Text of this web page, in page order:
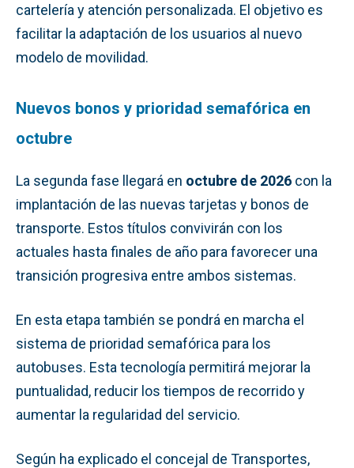
cartelería y atención personalizada. El objetivo es
facilitar la adaptación de los usuarios al nuevo
modelo de movilidad.
Nuevos bonos y prioridad semafórica en
octubre
La segunda fase llegará en octubre de 2026 con la
implantación de las nuevas tarjetas y bonos de
transporte. Estos títulos convivirán con los
actuales hasta finales de año para favorecer una
transición progresiva entre ambos sistemas.
En esta etapa también se pondrá en marcha el
sistema de prioridad semafórica para los
autobuses. Esta tecnología permitirá mejorar la
puntualidad, reducir los tiempos de recorrido y
aumentar la regularidad del servicio.
Según ha explicado el concejal de Transportes,